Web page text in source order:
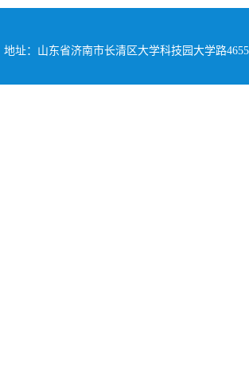
地址：山东省济南市长清区大学科技园大学路